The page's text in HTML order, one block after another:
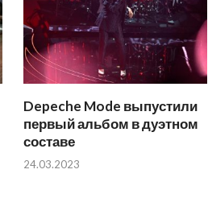
Depeche Mode выпустили
первый альбом в дуэтном
составе
24.03.2023